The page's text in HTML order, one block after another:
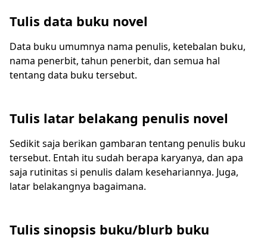
Tulis data buku novel
Data buku umumnya nama penulis, ketebalan buku,
nama penerbit, tahun penerbit, dan semua hal
tentang data buku tersebut.
Tulis latar belakang penulis novel
Sedikit saja berikan gambaran tentang penulis buku
tersebut. Entah itu sudah berapa karyanya, dan apa
saja rutinitas si penulis dalam kesehariannya. Juga,
latar belakangnya bagaimana.
Tulis sinopsis buku/blurb buku